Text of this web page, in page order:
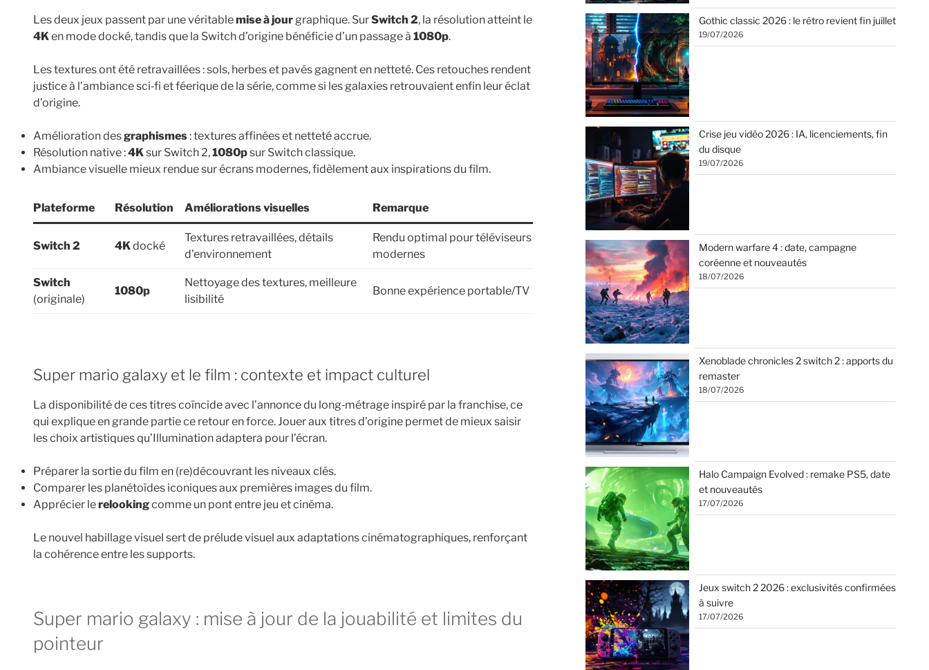
Les deux jeux passent par une véritablemise à jourgraphique. SurSwitch 2, la résolution atteint le
4Ken mode docké, tandis que la Switch d’origine bénéficie d’un passage à 1080p.
Les textures ont été retravaillées : sols, herbes et pavés gagnent en netteté. Ces retouches rendent
justice à l’ambiance sci‑fi et féerique de la série, comme si les galaxies retrouvaient enfin leur éclat
d’origine.
Amélioration desgraphismes: textures affinées et netteté accrue.
Résolution native :4Ksur Switch 2,1080psur Switch classique.
Ambiance visuelle mieux rendue sur écrans modernes, fidèlement aux inspirations du film.
Plateforme Résolution Améliorations visuelles Remarque
Switch 2 4Kdocké
Textures retravaillées, détails
d’environnement
Rendu optimal pour téléviseurs
modernes
Switch
(originale)
1080p
Nettoyage des textures, meilleure
lisibilité
Bonne expérience portable/TV
Super mario galaxy et le film : contexte et impact culturel
La disponibilité de ces titres coïncide avec l’annonce du long‑métrage inspiré par la franchise, ce
qui explique en grande partie ce retour en force. Jouer aux titres d’origine permet de mieux saisir
les choix artistiques qu’Illumination adaptera pour l’écran.
Préparer la sortie du film en (re)découvrant les niveaux clés.
Comparer les planétoïdes iconiques aux premières images du film.
Apprécier lerelookingcomme un pont entre jeu et cinéma.
Le nouvel habillage visuel sert de prélude visuel aux adaptations cinématographiques, renforçant
la cohérence entre les supports.
Super mario galaxy : mise à jour de la jouabilité et limites du
pointeur
Gothic classic 2026 : le rétro revient fin juillet
19/07/2026
Crise jeu vidéo 2026 : IA, licenciements, fin
du disque
19/07/2026
Modern warfare 4 : date, campagne
coréenne et nouveautés
18/07/2026
Xenoblade chronicles 2 switch 2 : apports du
remaster
18/07/2026
Halo Campaign Evolved : remake PS5, date
et nouveautés
17/07/2026
Jeux switch 2 2026 : exclusivités confirmées
à suivre
17/07/2026